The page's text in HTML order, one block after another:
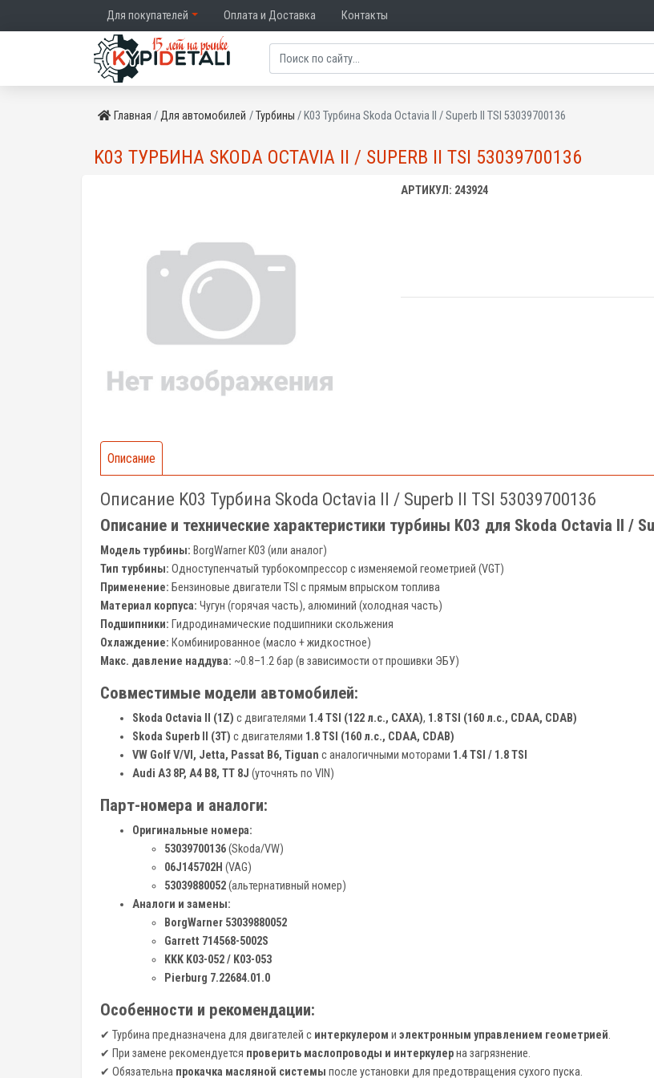
Для покупателей Оплата и Доставка Контакты
Главная Для автомобилей Турбины K03 Турбина Skoda Octavia II / Superb II TSI 53039700136
K03 ТУРБИНА SKODA OCTAVIA II / SUPERB II TSI 53039700136
АРТИКУЛ: 243924
Описание
Описание K03 Турбина Skoda Octavia II / Superb II TSI 53039700136
Описание и технические характеристики турбины K03 для Skoda Octavia II /
Модель турбины: BorgWarner K03 (или аналог)
Тип турбины: Одноступенчатый турбокомпрессор с изменяемой геометрией (VGT)
Применение: Бензиновые двигатели TSI с прямым впрыском топлива
Материал корпуса: Чугун (горячая часть), алюминий (холодная часть)
Подшипники: Гидродинамические подшипники скольжения
Охлаждение: Комбинированное (масло + жидкостное)
Макс. давление наддува: ~0.8–1.2 бар (в зависимости от прошивки ЭБУ)
Совместимые модели автомобилей:
Skoda Octavia II (1Z) с двигателями 1.4 TSI (122 л.с., CAXA), 1.8 TSI (160 л.с., CDAA, CDAB)
Skoda Superb II (3T) с двигателями 1.8 TSI (160 л.с., CDAA, CDAB)
VW Golf V/VI, Jetta, Passat B6, Tiguan с аналогичными моторами 1.4 TSI / 1.8 TSI
Audi A3 8P, A4 B8, TT 8J (уточнять по VIN)
Парт-номера и аналоги:
Оригинальные номера:
53039700136(Skoda/VW)
06J145702H (VAG)
53039880052(альтернативный номер)
Аналоги и замены:
BorgWarner 53039880052
Garrett 714568-5002S
KKK K03-052 / K03-053
Pierburg 7.22684.01.0
Особенности и рекомендации:
✔ Турбина предназначена для двигателей с интеркулером и электронным управлением геометрией.
✔ При замене рекомендуется проверить маслопроводы и интеркулерна загрязнение.
✔ Обязательна прокачка масляной системы после установки для предотвращения сухого пуска.